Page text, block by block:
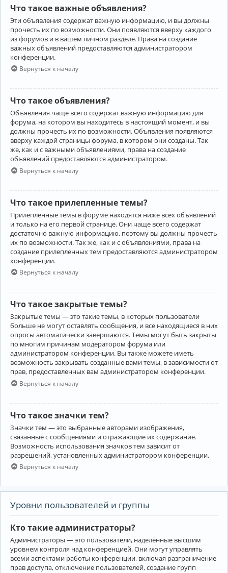
Что такое важные объявления?
Эти объявления содержат важную информацию, и вы должны
прочесть их по возможности. Они появляются вверху каждого
из форумов и в вашем личном разделе. Права на создание
важных объявлений предоставляются администратором
конференции.
Вернуться к началу
Что такое объявления?
Объявления чаще всего содержат важную информацию для
форума, на котором вы находитесь в настоящий момент, и вы
должны прочесть их по возможности. Объявления появляются
вверху каждой страницы форума, в котором они созданы. Так
же, как и с важными объявлениями, права на создание
объявлений предоставляются администратором.
Вернуться к началу
Что такое прилепленные темы?
Прилепленные темы в форуме находятся ниже всех объявлений
и только на его первой странице. Они чаще всего содержат
достаточно важную информацию, поэтому вы должны прочесть
их по возможности. Так же, как и с объявлениями, права на
создание прилепленных тем предоставляются администратором
конференции.
Вернуться к началу
Что такое закрытые темы?
Закрытые темы — это такие темы, в которых пользователи
больше не могут оставлять сообщения, и все находящиеся в них
опросы автоматически завершаются. Темы могут быть закрыты
по многим причинам модератором форума или
администратором конференции. Вы также можете иметь
возможность закрывать созданные вами темы, в зависимости от
прав, предоставленных вам администратором конференции.
Вернуться к началу
Что такое значки тем?
Значки тем — это выбранные авторами изображения,
связанные с сообщениями и отражающие их содержание.
Возможность использования значков тем зависит от
разрешений, установленных администратором конференции.
Вернуться к началу
Уровни пользователей и группы
Кто такие администраторы?
Администраторы — это пользователи, наделённые высшим
уровнем контроля над конференцией. Они могут управлять
всеми аспектами работы конференции, включая разграничение
прав доступа, отключение пользователей, создание групп